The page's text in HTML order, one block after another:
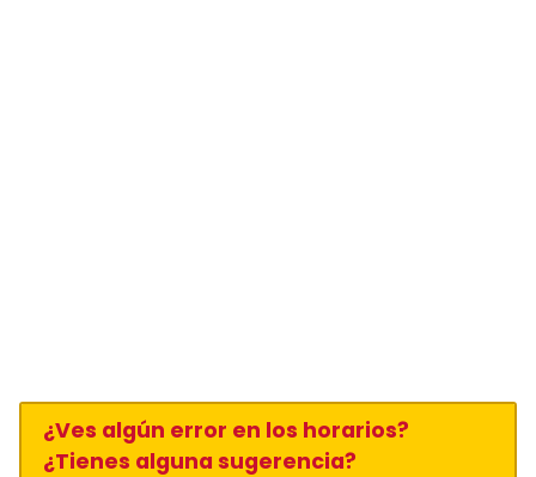
¿Ves algún error en los horarios?
¿Tienes alguna sugerencia?